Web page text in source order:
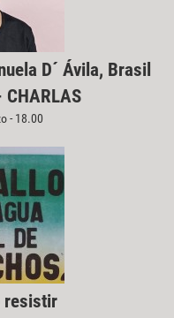
D´ Ávila, Brasil
CHARLAS
- 18.00
resistir